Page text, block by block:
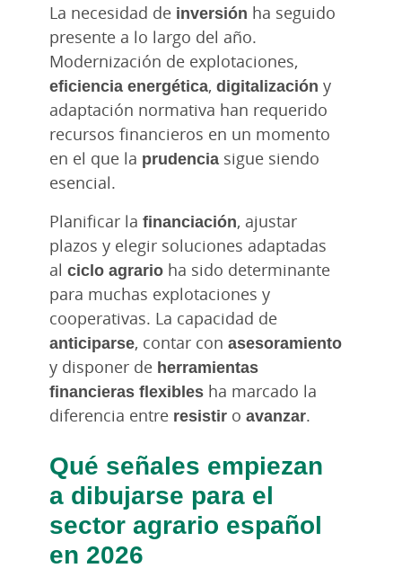
La necesidad de inversión ha seguido
presente a lo largo del año.
Modernización de explotaciones,
eficiencia energética, digitalización y
adaptación normativa han requerido
recursos financieros en un momento
en el que la prudencia sigue siendo
esencial.
Planificar la financiación, ajustar
plazos y elegir soluciones adaptadas
al ciclo agrario ha sido determinante
para muchas explotaciones y
cooperativas. La capacidad de
anticiparse, contar con asesoramiento
y disponer de herramientas
financieras flexibles ha marcado la
diferencia entre resistir o avanzar.
Qué señales empiezan
a dibujarse para el
sector agrario español
en 2026